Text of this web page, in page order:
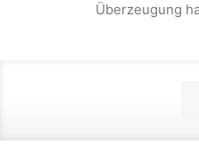
Überzeugung